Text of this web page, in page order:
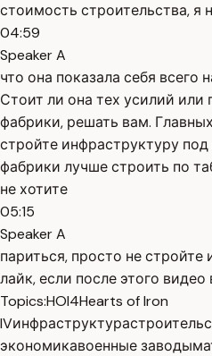
стоимость строительства, я
04:59
Speaker A
что она показала себя всего
Стоит ли она тех усилий или
фабрики, решать вам.
стройте инфраструктуру
фабрики лучше строить по
не хотите
05:15
Speaker A
париться, просто не
лайк, если после этого
Topics:HOI4Hearts of Iron
IVинфраструктура
экономикавоенные заводы